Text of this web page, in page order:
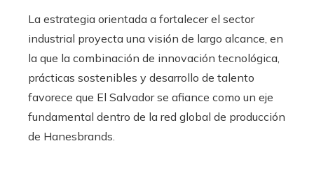
La estrategia orientada a fortalecer el sector
industrial proyecta una visión de largo alcance, en
la que la combinación de innovación tecnológica,
prácticas sostenibles y desarrollo de talento
favorece que El Salvador se afiance como un eje
fundamental dentro de la red global de producción
de Hanesbrands.